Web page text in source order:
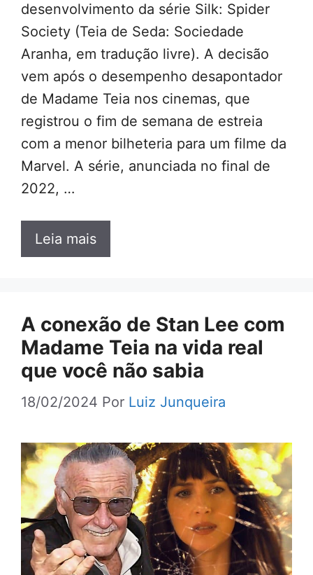
desenvolvimento da série Silk: Spider
Society (Teia de Seda: Sociedade
Aranha, em tradução livre). A decisão
vem após o desempenho desapontador
de Madame Teia nos cinemas, que
registrou o fim de semana de estreia
com a menor bilheteria para um filme da
Marvel. A série, anunciada no final de
2022, …
Leia mais
A conexão de Stan Lee com
Madame Teia na vida real
que você não sabia
18/02/2024 Por Luiz Junqueira